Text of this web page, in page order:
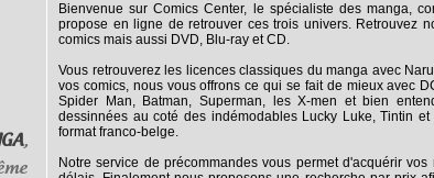
,
Bienvenue sur Comics Center, le spécialiste des manga,
propose en ligne de retrouver ces trois univers. Retrouvez
comics mais aussi DVD, Blu-ray et CD.
Vous retrouverez les licences classiques du manga avec
vos comics, nous vous offrons ce qui se fait de mieux avec
Spider Man, Batman, Superman, les X-men et bien
dessinnées au coté des indémodables Lucky Luke, Tintin
format franco-belge.
Notre service de précommandes vous permet d'acquérir